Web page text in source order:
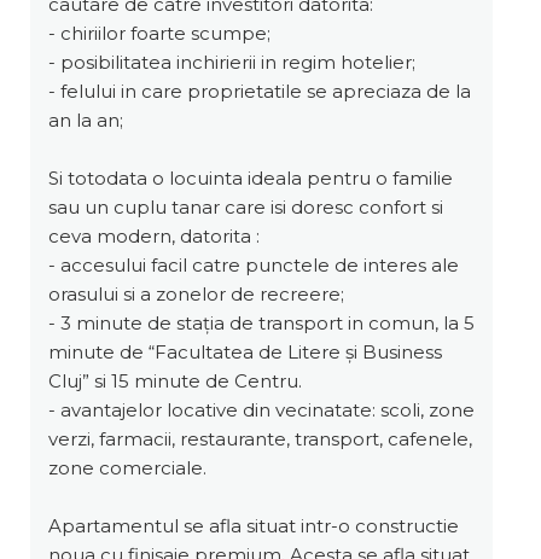
- chiriilor foarte scumpe;
- posibilitatea inchirierii in regim hotelier;
- felului in care proprietatile se apreciaza de la
an la an;
Si totodata o locuinta ideala pentru o familie
sau un cuplu tanar care isi doresc confort si
ceva modern, datorita :
- accesului facil catre punctele de interes ale
orasului si a zonelor de recreere;
- 3 minute de stația de transport in comun, la 5
minute de “Facultatea de Litere și Business
Cluj” si 15 minute de Centru.
- avantajelor locative din vecinatate: scoli, zone
verzi, farmacii, restaurante, transport, cafenele,
zone comerciale.
Apartamentul se afla situat intr-o constructie